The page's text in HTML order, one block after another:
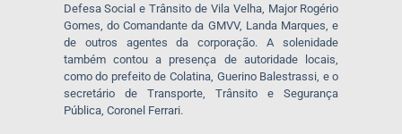
Defesa Social e Trânsito de Vila Velha, Major Rogério
Gomes, do Comandante da GMVV, Landa Marques, e
de outros agentes da corporação. A solenidade
também contou a presença de autoridade locais,
como do prefeito de Colatina, Guerino Balestrassi, e o
secretário de Transporte, Trânsito e Segurança
Pública, Coronel Ferrari.